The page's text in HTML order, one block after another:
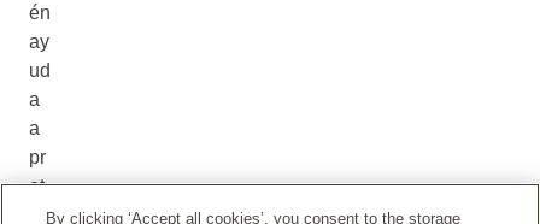
én
ay
ud
a
a
pr
ot
egBy clicking ‘Accept all cookies’, you consent to the storage